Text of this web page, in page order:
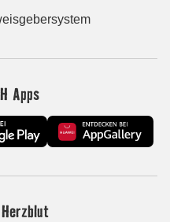
Apps